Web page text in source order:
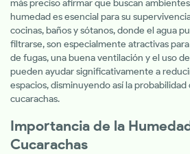
más preciso afirmar que buscan
humedad es esencial para su
cocinas, baños y sótanos, donde el agua
filtrarse, son especialmente atractivas
de fugas, una buena ventilación y el uso
pueden ayudar significativamente a
espacios, disminuyendo así la
cucarachas.
Importancia de la
Cucarachas